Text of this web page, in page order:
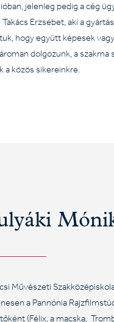
jelenleg pedig a cég
Erzsébet, aki a
hogy együtt képesek
dolgozunk, a szakma
a közös sikereinkre.
Művészeti
a Pannónia
(Félix, a macska,